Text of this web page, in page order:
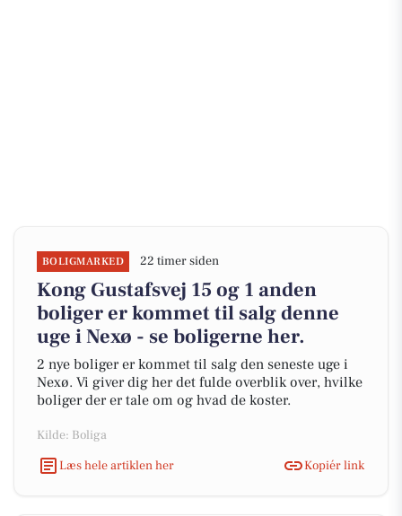
BOLIGMARKED 22 timer siden
Kong Gustafsvej 15 og 1 anden
boliger er kommet til salg denne
uge i Nexø - se boligerne her.
2 nye boliger er kommet til salg den seneste uge i
Nexø. Vi giver dig her det fulde overblik over, hvilke
boliger der er tale om og hvad de koster.
Kilde: Boliga
Læs hele artiklen her
Kopiér link